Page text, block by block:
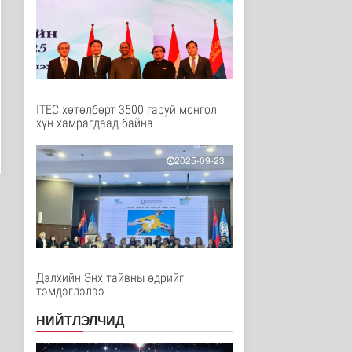
46 минутын өмнө
Голууд үертэй байна
Байгаль орчин
АИ 92 автобензин
түгээж байна
Улс төр
1 цаг 11 минутын өмнө
Олон улсын туршлага
судлах сургалт,
дадлагад 14 ..
2 цаг 37 минутын өмнө
АНУ-тай хийж буй
худалдааны..
Дэлхийд
ITEC хөтөлбөрт 3500 гаруй монгол
хүн хамрагдаад байна
2025-09-23
Дэлхийн Энх тайвны өдрийг
тэмдэглэлээ
НИЙТЛЭЛЧИД